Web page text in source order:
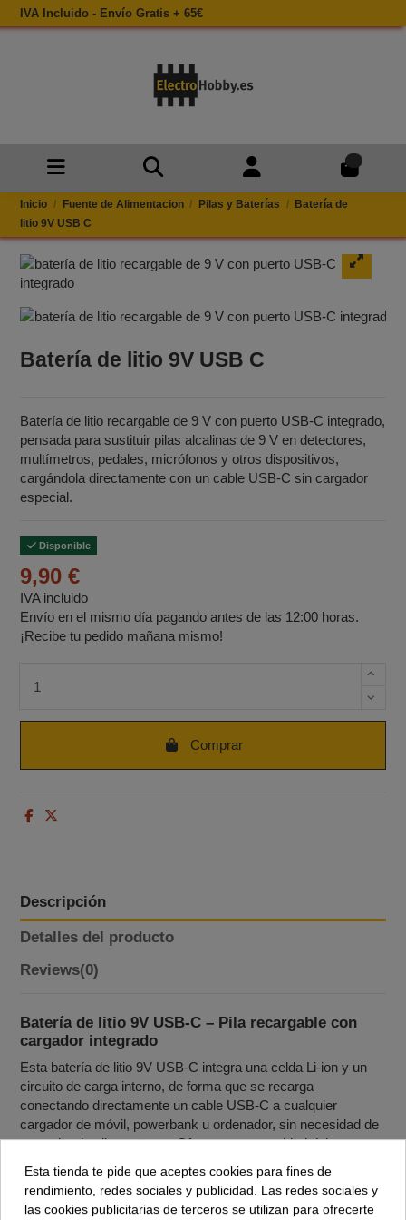
IVA Incluido - Envío Gratis + 65€
Inicio Fuente de Alimentacion Pilas y Baterías
Batería de
litio​ 9V USB C
Batería de litio​ 9V USB C
Batería de litio recargable de 9 V con puerto USB‑C integrado,
pensada para sustituir pilas alcalinas de 9 V en detectores,
multímetros, pedales, micrófonos y otros dispositivos,
cargándola directamente con un cable USB‑C sin cargador
especial.
Disponible
9,90 €
IVA incluido
Envío en el mismo día pagando antes de las 12:00 horas.
¡Recibe tu pedido mañana mismo!
Comprar
Descripción
Detalles del producto
Reviews(0)
Batería de litio 9V USB‑C – Pila recargable con
cargador integrado
Esta batería de litio 9V USB‑C integra una celda Li‑ion y un
circuito de carga interno, de forma que se recarga
conectando directamente un cable USB‑C a cualquier
cargador de móvil, powerbank u ordenador, sin necesidad de
cargador de pilas externo. Ofrece una capacidad típica en
muy superior a muchas pilas recargables de 9 V Ni‑MH
estándar, proporcionando mayor autonomía por carga.
Esta tienda te pide que aceptes cookies para fines de
rendimiento, redes sociales y publicidad. Las redes sociales y
las cookies publicitarias de terceros se utilizan para ofrecerte